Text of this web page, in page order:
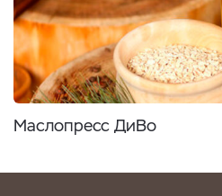
Маслопресс ДиВо